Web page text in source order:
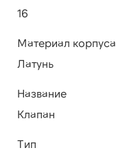
16
Материал корпуса
Латунь
Название
Клапан
Тип